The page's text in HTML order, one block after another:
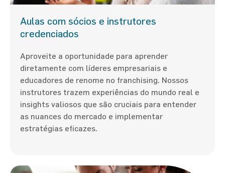
Aulas com sócios e instrutores
credenciados
Aproveite a oportunidade para aprender
diretamente com líderes empresariais e
educadores de renome no franchising. Nossos
instrutores trazem experiências do mundo real e
insights valiosos que são cruciais para entender
as nuances do mercado e implementar
estratégias eficazes.